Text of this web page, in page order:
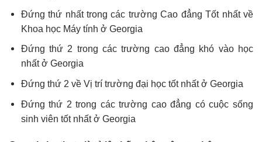
Đứng thứ nhất trong các trường Cao đẳng Tốt nhất về
Khoa học Máy tính ở Georgia
Đứng thứ 2 trong các trường cao đẳng khó vào học
nhất ở Georgia
Đứng thứ 2 về Vị trí trường đại học tốt nhất ở Georgia
Đứng thứ 2 trong các trường cao đẳng có cuộc sống
sinh viên tốt nhất ở Georgia